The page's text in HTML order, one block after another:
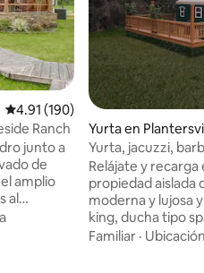
Calificación promedio: 4.91 de
4.91 (190)
Ranch
junto a
de
amplio
al
Yurta en
omery
Yurta, jacuzzi,
fogata, vista al
Relájate y
propiedad aislada
moderna y lujosa
king, ducha tipo
aire
Familiar · Ubicación